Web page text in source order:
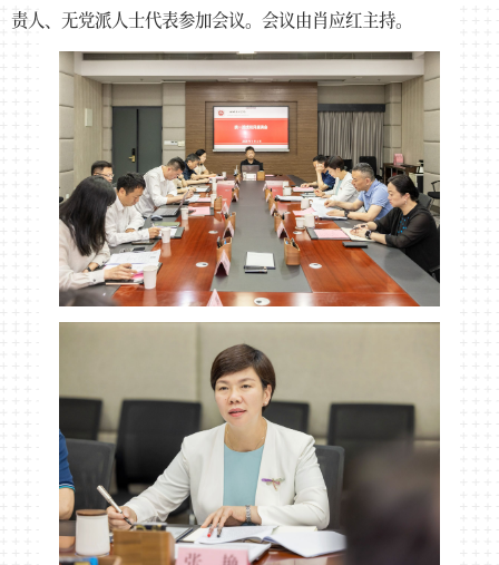
责人、无党派人士代表参加会议。会议由肖应红主持。